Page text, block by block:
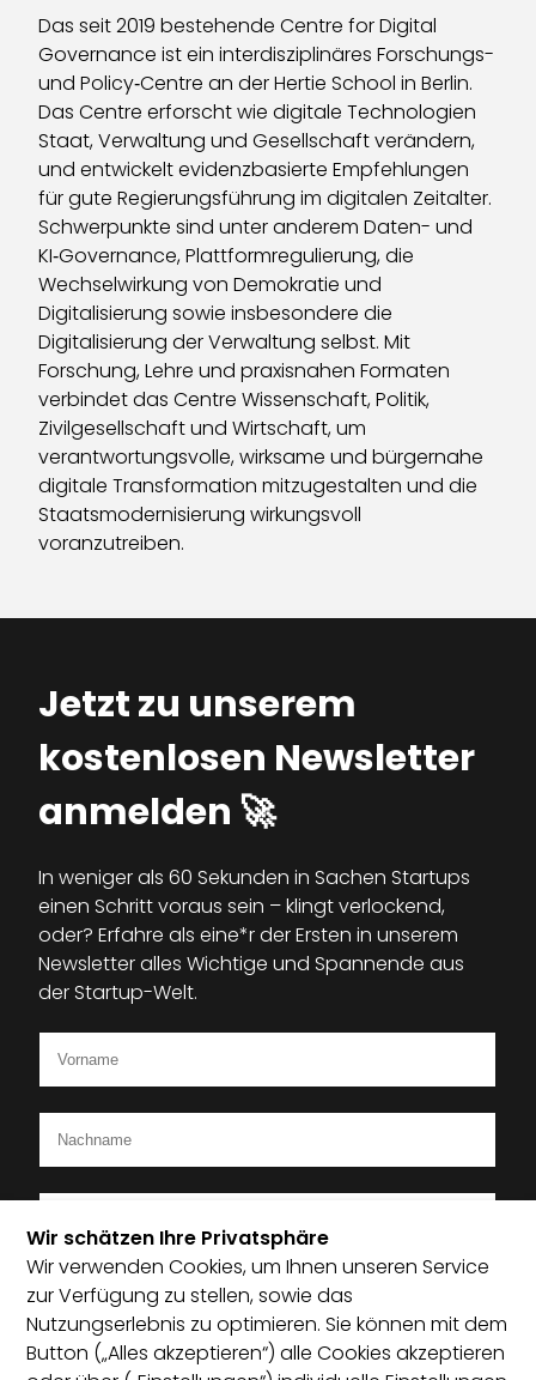
Das seit 2019 bestehende Centre for Digital
Governance ist ein interdisziplinäres Forschungs-
und Policy‑Centre an der Hertie School in Berlin.
Das Centre erforscht wie digitale Technologien
Staat, Verwaltung und Gesellschaft verändern,
und entwickelt evidenzbasierte Empfehlungen
für gute Regierungsführung im digitalen Zeitalter.
Schwerpunkte sind unter anderem Daten- und
KI‑Governance, Plattformregulierung, die
Wechselwirkung von Demokratie und
Digitalisierung sowie insbesondere die
Digitalisierung der Verwaltung selbst. Mit
Forschung, Lehre und praxisnahen Formaten
verbindet das Centre Wissenschaft, Politik,
Zivilgesellschaft und Wirtschaft, um
verantwortungsvolle, wirksame und bürgernahe
digitale Transformation mitzugestalten und die
Staatsmodernisierung wirkungsvoll
voranzutreiben.
Jetzt zu unserem
kostenlosen Newsletter
anmelden 🚀
In weniger als 60 Sekunden in Sachen Startups
einen Schritt voraus sein – klingt verlockend,
oder? Erfahre als eine*r der Ersten in unserem
Newsletter alles Wichtige und Spannende aus
der Startup-Welt.
Ich bin Mitglied im Startup-Verband
Ich habe die Datenschutzerklärung zur Kenntnis
genommen und bin damit einverstanden, dass die von
Wir schätzen Ihre Privatsphäre
Wir verwenden Cookies, um Ihnen unseren Service
zur Verfügung zu stellen, sowie das
Nutzungserlebnis zu optimieren. Sie können mit dem
Button („Alles akzeptieren“) alle Cookies akzeptieren